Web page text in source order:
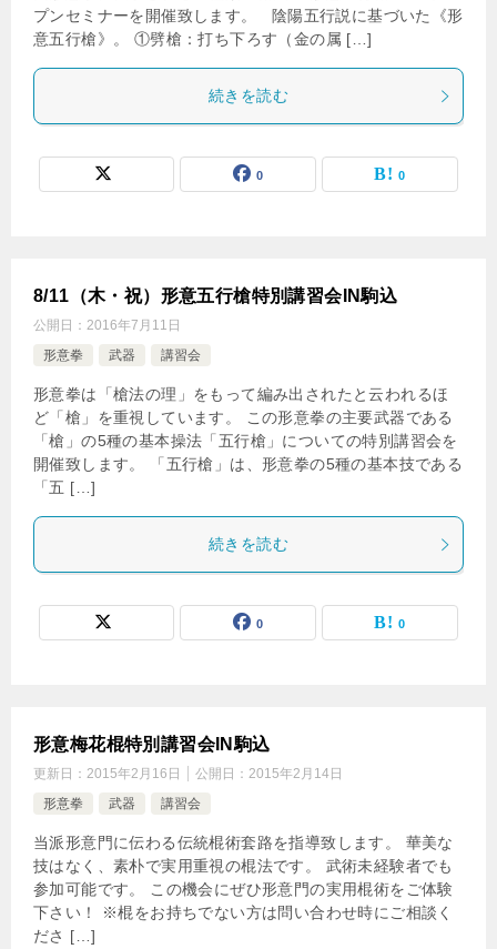
プンセミナーを開催致します。 陰陽五行説に基づいた《形
意五行槍》。 ①劈槍：打ち下ろす（金の属 […]
続きを読む
0 0
8/11（木・祝）形意五行槍特別講習会IN駒込
公開日： 2016年7月11日
形意拳
武器 講習会
形意拳は「槍法の理」をもって編み出されたと云われるほ
ど「槍」を重視しています。 この形意拳の主要武器である
「槍」の5種の基本操法「五行槍」についての特別講習会を
開催致します。 「五行槍」は、形意拳の5種の基本技である
「五 […]
続きを読む
0 0
形意梅花棍特別講習会IN駒込
更新日： 2015年2月16日 公開日： 2015年2月14日
形意拳
武器 講習会
当派形意門に伝わる伝統棍術套路を指導致します。 華美な
技はなく、素朴で実用重視の棍法です。 武術未経験者でも
参加可能です。 この機会にぜひ形意門の実用棍術をご体験
下さい！ ※棍をお持ちでない方は問い合わせ時にご相談く
ださ […]